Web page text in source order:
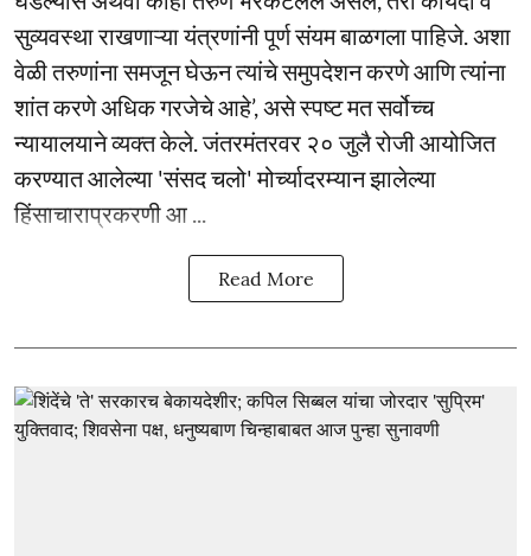
सुव्यवस्था राखणाऱ्या यंत्रणांनी पूर्ण संयम बाळगला पाहिजे. अशा
वेळी तरुणांना समजून घेऊन त्यांचे समुपदेशन करणे आणि त्यांना
शांत करणे अधिक गरजेचे आहे’, असे स्पष्ट मत सर्वोच्च
न्यायालयाने व्यक्त केले. जंतरमंतरवर २० जुलै रोजी आयोजित
करण्यात आलेल्या 'संसद चलो' मोर्च्यादरम्यान झालेल्या
हिंसाचाराप्रकरणी आ ...
Read More